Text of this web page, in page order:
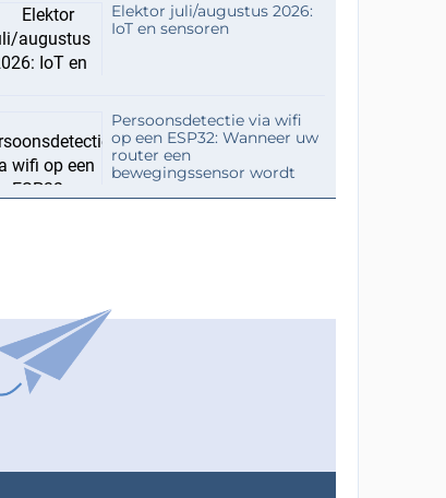
Elektor juli/augustus 2026:
IoT en sensoren
Persoonsdetectie via wifi
op een ESP32: Wanneer uw
router een
bewegingssensor wordt